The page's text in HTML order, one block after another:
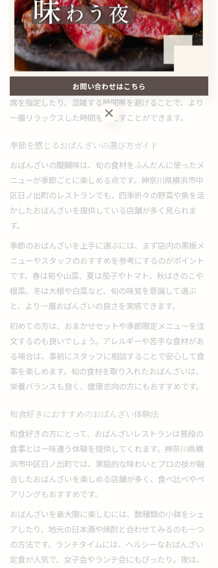
家族の会食にも最適です。静かな空間で、出汁の香りや
季節の食材の味をじっくり堪能できるのは、おばんざい
レストランならではの魅力と言えるでしょう。
実際に利用したお客様からは「周囲を気にせずゆっくり
語らえる」「料理が一品一品丁寧で安心して食べられ
る」といった声が寄せられています。予約時には静かな
席を指定したり、混雑する時間帯を避けることで、より
一層リラックスした時間を過ごすことができます。
季節を感じるおばんざいの選び方ガイド
おばんざいの醍醐味は、旬の食材をふんだんに使ったメ
ニューが季節ごとに楽しめる点です。神奈川県横浜市中
区日ノ出町のレストランでも、四季折々の野菜や魚を活
かしたおばんざいを提供している店舗が多く見られま
す。
季節のおばんざいを上手に選ぶには、まず店内の黒板メ
ニューやスタッフのおすすめを参考にするのがポイント
です。春は筍や山菜、夏は茄子やトマト、秋はきのこや
根菜、冬は大根や白菜など、旬の味覚を意識して選ぶ
と、より一層おばんざいの良さを実感できます。
初めての方は、おまかせセットや季節限定メニューを注
文するのも良いでしょう。アレルギーや苦手な食材があ
る場合は、事前にスタッフに相談することで安心して食
事を楽しめます。旬の食材を取り入れたおばんざいは、
栄養バランスも良く、健康志向の方にもおすすめです。
和食好きにおすすめのおばんざい体験法
和食好きの方にとって、おばんざいレストランは普段の
食事とは一味違う体験を提供してくれます。神奈川県横
浜市中区日ノ出町では、家庭的な味わいとプロの技が融
合したおばんざいを楽しめる店舗が多く、食べ比べやペ
アリングもおすすめです。
おばんざいを最大限に楽しむには、数種類の小鉢をシェ
アしたり、地元の日本酒や焼酎と合わせてみるのも一つ
の方法です。ランチタイムには、ヘルシーなおばんざい
定食が人気で、女子会やランチ会にもぴったり。夜は、
お問い合わせはこちら
お問い合わせはこちら